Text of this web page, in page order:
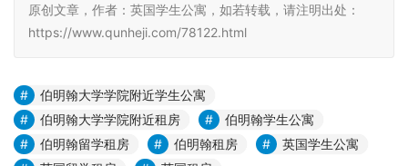
原创文章，作者：英国学生公寓，如若转载，请注明出处：
https://www.qunheji.com/78122.html
伯明翰大学学院附近学生公寓
伯明翰大学学院附近租房
伯明翰学生公寓
伯明翰留学租房
伯明翰租房
英国学生公寓